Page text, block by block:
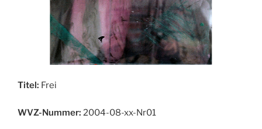
Titel: Frei
WVZ-Nummer: 2004-08-xx-Nr01